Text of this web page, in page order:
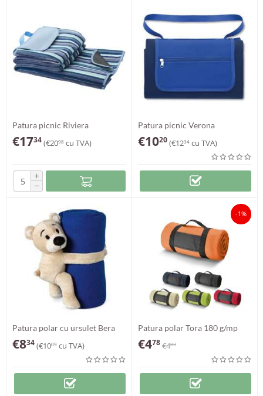
Patura picnic Riviera
€1734(€2098 cu TVA)
+
−
Patura picnic Verona
€1020(€1234 cu TVA)
Patura polar cu ursulet Bera
€834(€1009 cu TVA)
-1%
Patura polar Tora 180 g/mp
€478€483